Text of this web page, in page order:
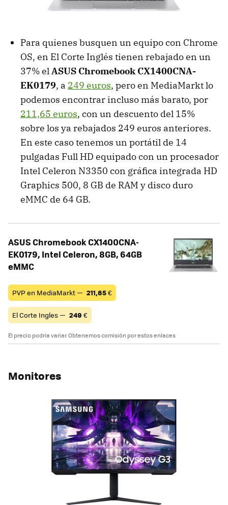
Para quienes busquen un equipo con Chrome
OS, en El Corte Inglés tienen rebajado en un
37% elASUS Chromebook CX1400CNA-
EK0179, a 249 euros, pero en MediaMarkt lo
podemos encontrar incluso más barato, por
211,65 euros, con un descuento del 15%
sobre los ya rebajados 249 euros anteriores.
En este caso tenemos un portátil de 14
pulgadas Full HD equipado con un procesador
Intel Celeron N3350 con gráfica integrada HD
Graphics 500, 8 GB de RAM y disco duro
eMMC de 64 GB.
ASUS Chromebook CX1400CNA-
EK0179, Intel Celeron, 8GB, 64GB
eMMC
PVP en MediaMarkt — 211,65€
El Corte Ingles — 249 €
El precio podría variar. Obtenemos comisión por estos enlaces
Monitores